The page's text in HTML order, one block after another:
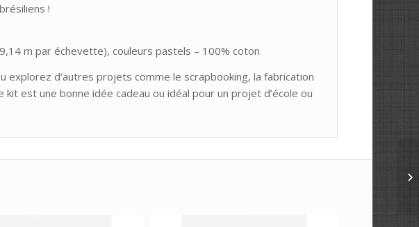
!
m par échevette), couleurs pastels – 100% coton
explorez d’autres projets comme le scrapbooking, la fabrication
kit est une bonne idée cadeau ou idéal pour un projet d’école ou